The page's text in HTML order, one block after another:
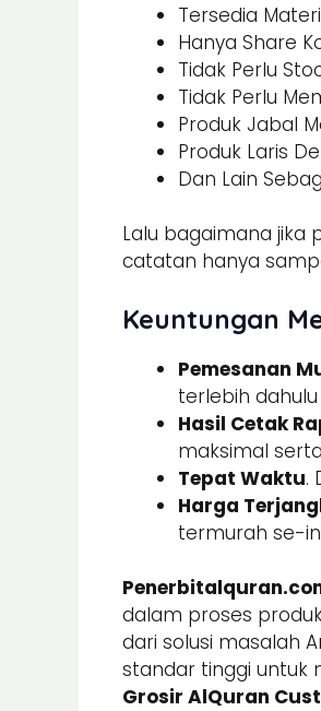
Tersedia
Hanya Share
Tidak Perlu
Tidak Perlu
Produk Jabal
Produk Laris
Dan Lain
Lalu bagaimana jika
catatan hanya
Keuntungan
Pemesanan
terlebih
Hasil Cetak
maksimal
Tepat Waktu.
Harga
termurah se-
dalam proses
dari solusi masalah
standar tinggi untuk
Grosir AlQuran